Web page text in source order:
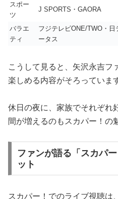
スポー
ツ
J SPORTS・GAORA
バラエ
ティ
フジテレビONE/TWO・日
ータス
こうして見ると、矢沢永吉フ
楽しめる内容がそろっていま
休日の夜に、家族でそれぞれ
間が増えるのもスカパー！の
ファンが語る「スカパ
ット
スカパー！でのライブ視聴は